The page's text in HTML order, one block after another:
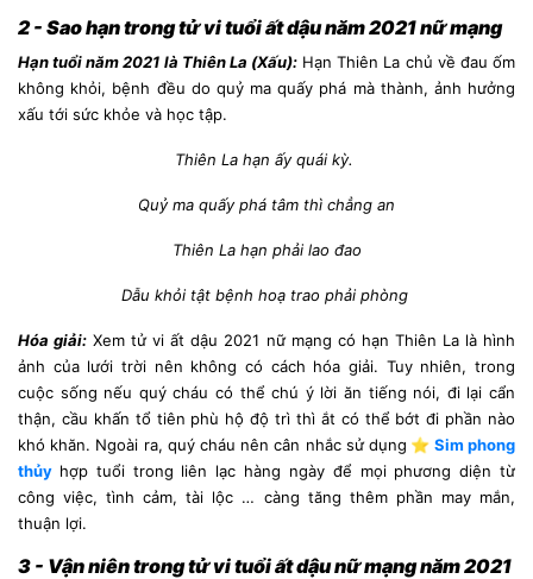
2 - Sao hạn trong tử vi tuổi ất dậu năm 2021 nữ mạng
Hạn tuổi năm 2021 là Thiên La (Xấu): Hạn Thiên La chủ về đau ốm
không khỏi, bệnh đều do quỷ ma quấy phá mà thành, ảnh hưởng
xấu tới sức khỏe và học tập.
Thiên La hạn ấy quái kỳ.
Quỷ ma quấy phá tâm thì chẳng an
Thiên La hạn phải lao đao
Dẫu khỏi tật bệnh hoạ trao phải phòng
Hóa giải: Xem tử vi ất dậu 2021 nữ mạng có hạn Thiên La là hình
ảnh của lưới trời nên không có cách hóa giải. Tuy nhiên, trong
cuộc sống nếu quý cháu có thể chú ý lời ăn tiếng nói, đi lại cẩn
thận, cầu khấn tổ tiên phù hộ độ trì thì ắt có thể bớt đi phần nào
khó khăn. Ngoài ra, quý cháu nên cân nhắc sử dụng ⭐ Sim phong
thủy hợp tuổi trong liên lạc hàng ngày để mọi phương diện từ
công việc, tình cảm, tài lộc … càng tăng thêm phần may mắn,
thuận lợi.
3 - Vận niên trong tử vi tuổi ất dậu nữ mạng năm 2021